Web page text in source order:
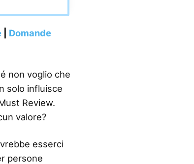
Domande
non voglio che
solo influisce
Review.
valore?
esserci
persone